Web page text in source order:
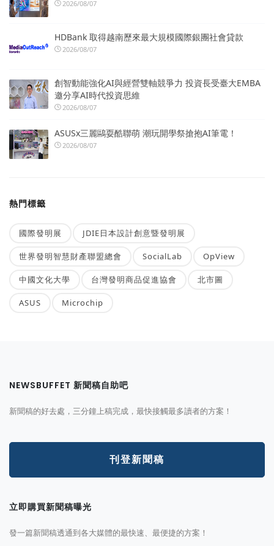
2026/08/07
HDBank 取得越南歷來最大規模國際銀團社會貸款
2026/08/07
創智動能強化AI與經營雙軸競爭力 投資長受臺大EMBA
邀分享AI時代投資思維
2026/08/07
ASUSx三麗鷗耍酷聯萌 潮玩開學祭搶抱AI筆電！
2026/08/07
熱門標籤
國際發明展 JDIE日本設計創意暨發明展
世界發明智慧財產聯盟總會 SocialLab OpView
中國文化大學 台灣發明商品促進協會 北市圖
ASUS Microchip
NEWSBUFFET 新聞稿自助吧
新聞稿的好去處，三分鐘上稿完成，最快接觸最多讀者的方案！
刊登新聞稿
立即購買新聞稿曝光
發一篇新聞稿透通到各大媒體的最快速、最便捷的方案！